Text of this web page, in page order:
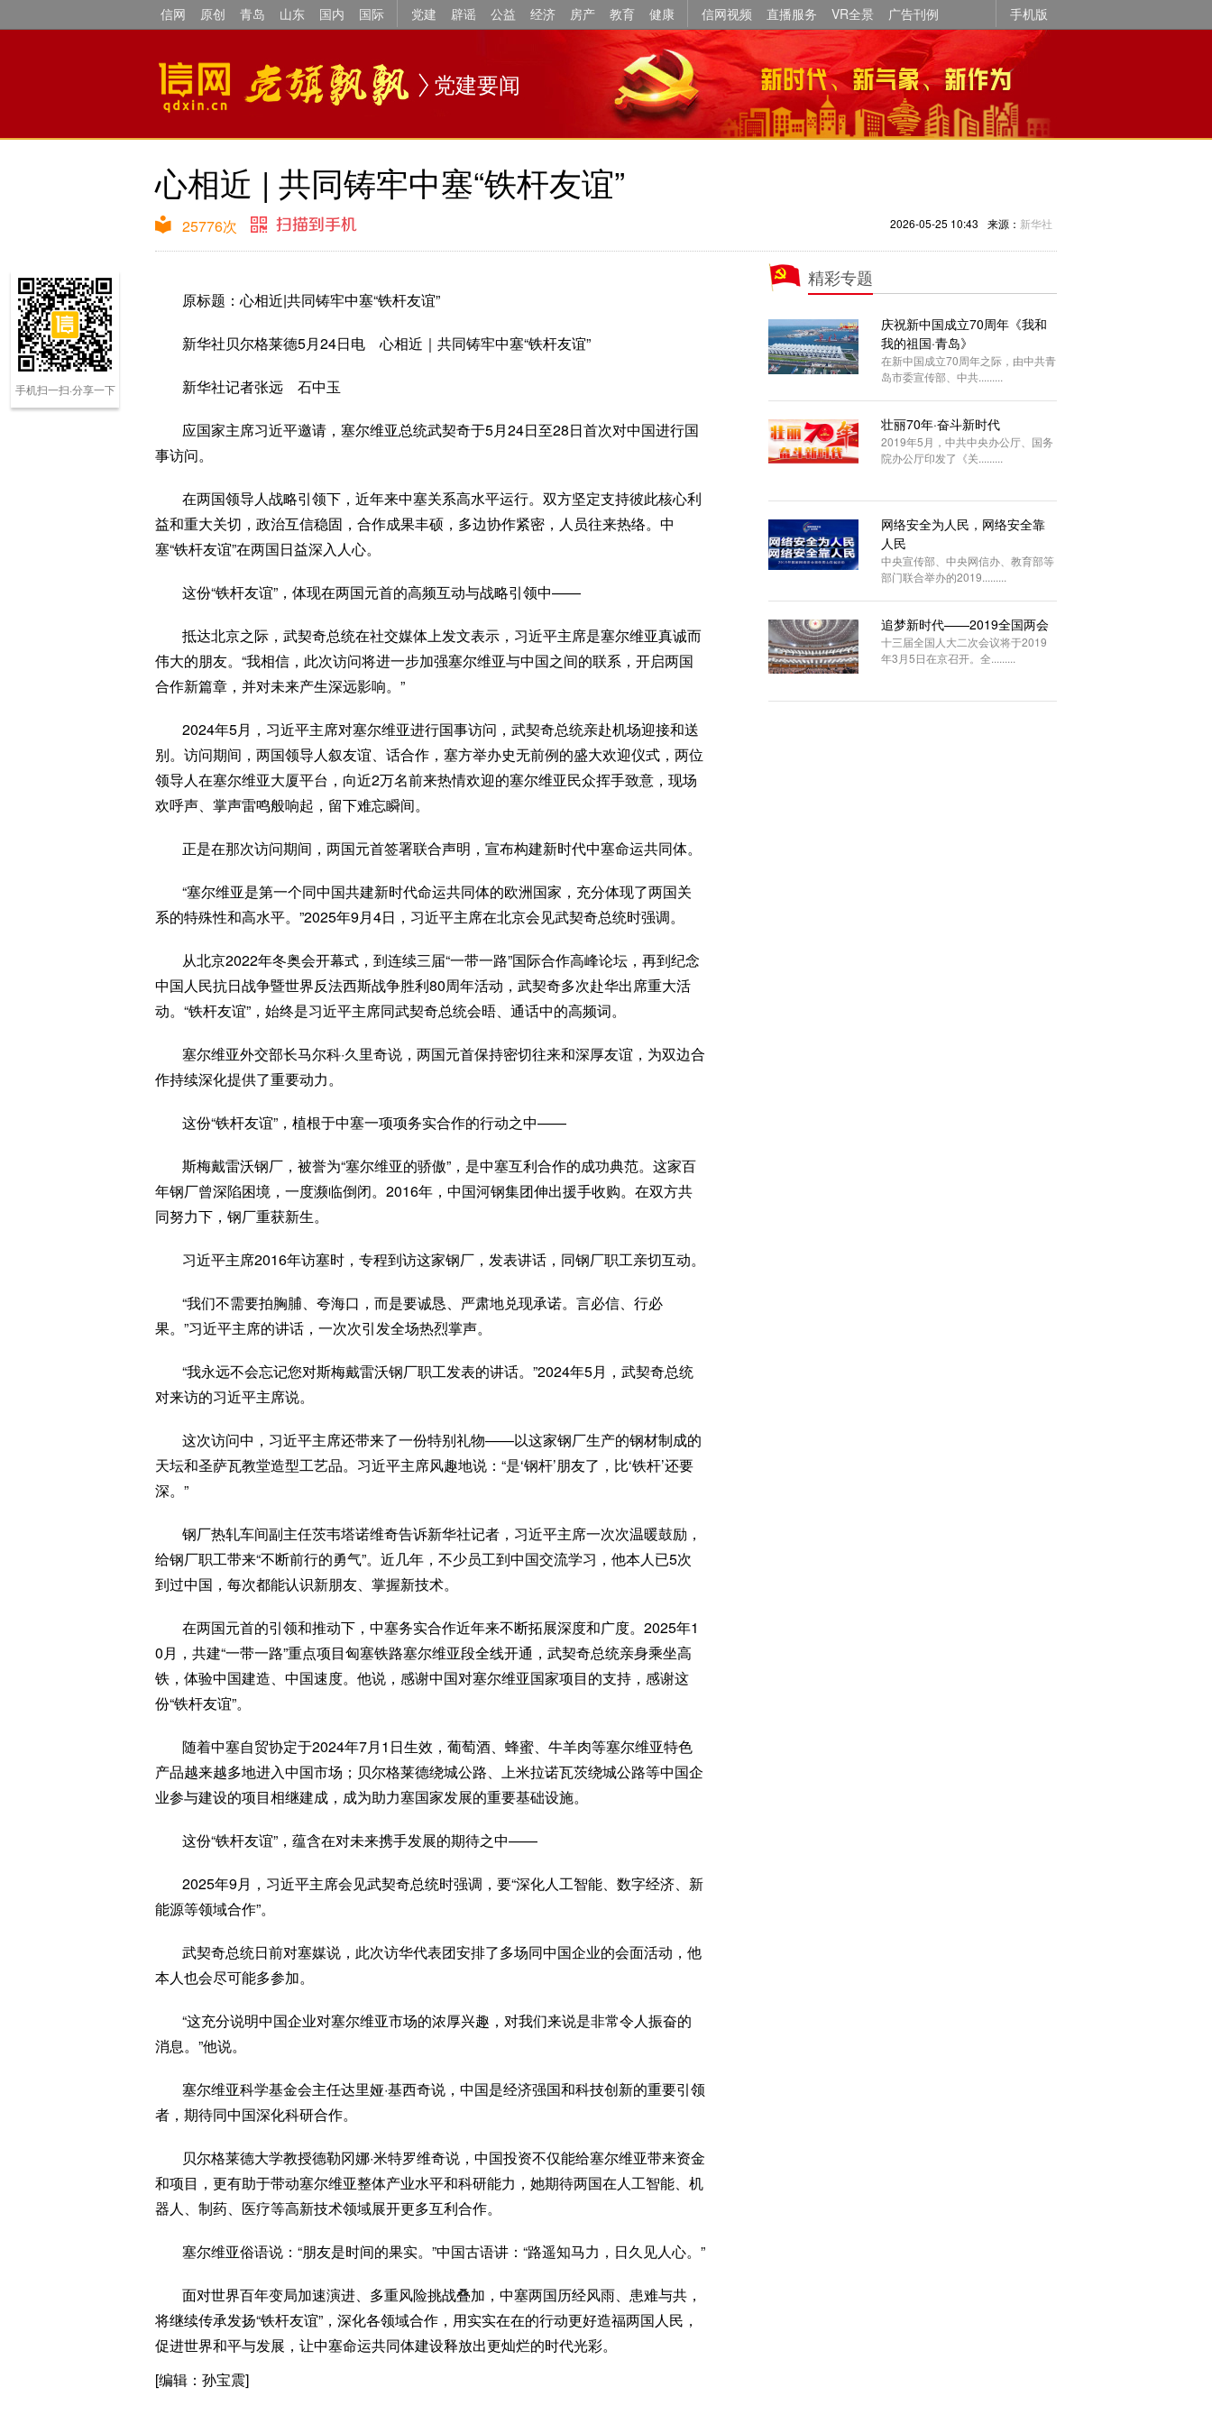
信网 原创 青岛 山东 国内 国际 党建 辟谣 公益 经济 房产 教育 健康 信网视频 直播服务 VR全景 广告刊例 手机版
党建要闻
心相近 | 共同铸牢中塞“铁杆友谊”
2026-05-25 10:43 来源： 新华社
25776次
原标题：心相近|共同铸牢中塞“铁杆友谊”
新华社贝尔格莱德5月24日电 心相近｜共同铸牢中塞“铁杆友谊”
新华社记者张远 石中玉
应国家主席习近平邀请，塞尔维亚总统武契奇于5月24日至28日首次对中国进行国
事访问。
在两国领导人战略引领下，近年来中塞关系高水平运行。双方坚定支持彼此核心利
益和重大关切，政治互信稳固，合作成果丰硕，多边协作紧密，人员往来热络。中
塞“铁杆友谊”在两国日益深入人心。
这份“铁杆友谊”，体现在两国元首的高频互动与战略引领中——
抵达北京之际，武契奇总统在社交媒体上发文表示，习近平主席是塞尔维亚真诚而
伟大的朋友。“我相信，此次访问将进一步加强塞尔维亚与中国之间的联系，开启两国
合作新篇章，并对未来产生深远影响。”
2024年5月，习近平主席对塞尔维亚进行国事访问，武契奇总统亲赴机场迎接和送
别。访问期间，两国领导人叙友谊、话合作，塞方举办史无前例的盛大欢迎仪式，两位
领导人在塞尔维亚大厦平台，向近2万名前来热情欢迎的塞尔维亚民众挥手致意，现场
欢呼声、掌声雷鸣般响起，留下难忘瞬间。
正是在那次访问期间，两国元首签署联合声明，宣布构建新时代中塞命运共同体。
“塞尔维亚是第一个同中国共建新时代命运共同体的欧洲国家，充分体现了两国关
系的特殊性和高水平。”2025年9月4日，习近平主席在北京会见武契奇总统时强调。
从北京2022年冬奥会开幕式，到连续三届“一带一路”国际合作高峰论坛，再到纪念
中国人民抗日战争暨世界反法西斯战争胜利80周年活动，武契奇多次赴华出席重大活
动。“铁杆友谊”，始终是习近平主席同武契奇总统会晤、通话中的高频词。
塞尔维亚外交部长马尔科·久里奇说，两国元首保持密切往来和深厚友谊，为双边合
作持续深化提供了重要动力。
这份“铁杆友谊”，植根于中塞一项项务实合作的行动之中——
斯梅戴雷沃钢厂，被誉为“塞尔维亚的骄傲”，是中塞互利合作的成功典范。这家百
年钢厂曾深陷困境，一度濒临倒闭。2016年，中国河钢集团伸出援手收购。在双方共
同努力下，钢厂重获新生。
习近平主席2016年访塞时，专程到访这家钢厂，发表讲话，同钢厂职工亲切互动。
“我们不需要拍胸脯、夸海口，而是要诚恳、严肃地兑现承诺。言必信、行必
果。”习近平主席的讲话，一次次引发全场热烈掌声。
“我永远不会忘记您对斯梅戴雷沃钢厂职工发表的讲话。”2024年5月，武契奇总统
对来访的习近平主席说。
这次访问中，习近平主席还带来了一份特别礼物——以这家钢厂生产的钢材制成的
天坛和圣萨瓦教堂造型工艺品。习近平主席风趣地说：“是‘钢杆’朋友了，比‘铁杆’还要
深。”
钢厂热轧车间副主任茨韦塔诺维奇告诉新华社记者，习近平主席一次次温暖鼓励，
给钢厂职工带来“不断前行的勇气”。近几年，不少员工到中国交流学习，他本人已5次
到过中国，每次都能认识新朋友、掌握新技术。
在两国元首的引领和推动下，中塞务实合作近年来不断拓展深度和广度。2025年1
0月，共建“一带一路”重点项目匈塞铁路塞尔维亚段全线开通，武契奇总统亲身乘坐高
铁，体验中国建造、中国速度。他说，感谢中国对塞尔维亚国家项目的支持，感谢这
份“铁杆友谊”。
随着中塞自贸协定于2024年7月1日生效，葡萄酒、蜂蜜、牛羊肉等塞尔维亚特色
产品越来越多地进入中国市场；贝尔格莱德绕城公路、上米拉诺瓦茨绕城公路等中国企
业参与建设的项目相继建成，成为助力塞国家发展的重要基础设施。
这份“铁杆友谊”，蕴含在对未来携手发展的期待之中——
2025年9月，习近平主席会见武契奇总统时强调，要“深化人工智能、数字经济、新
能源等领域合作”。
武契奇总统日前对塞媒说，此次访华代表团安排了多场同中国企业的会面活动，他
本人也会尽可能多参加。
“这充分说明中国企业对塞尔维亚市场的浓厚兴趣，对我们来说是非常令人振奋的
消息。”他说。
塞尔维亚科学基金会主任达里娅·基西奇说，中国是经济强国和科技创新的重要引领
者，期待同中国深化科研合作。
贝尔格莱德大学教授德勒冈娜·米特罗维奇说，中国投资不仅能给塞尔维亚带来资金
和项目，更有助于带动塞尔维亚整体产业水平和科研能力，她期待两国在人工智能、机
器人、制药、医疗等高新技术领域展开更多互利合作。
塞尔维亚俗语说：“朋友是时间的果实。”中国古语讲：“路遥知马力，日久见人心。”
面对世界百年变局加速演进、多重风险挑战叠加，中塞两国历经风雨、患难与共，
将继续传承发扬“铁杆友谊”，深化各领域合作，用实实在在的行动更好造福两国人民，
促进世界和平与发展，让中塞命运共同体建设释放出更灿烂的时代光彩。
[编辑：孙宝震]
精彩专题
庆祝新中国成立70周年《我和
我的祖国·青岛》
在新中国成立70周年之际，由中共青
岛市委宣传部、中共.........
壮丽70年·奋斗新时代
2019年5月，中共中央办公厅、国务
院办公厅印发了《关.........
网络安全为人民，网络安全靠
人民
中央宣传部、中央网信办、教育部等
部门联合举办的2019.........
追梦新时代——2019全国两会
十三届全国人大二次会议将于2019
年3月5日在京召开。全.........
手机扫一扫·分享一下